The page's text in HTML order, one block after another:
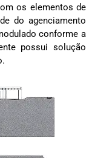
os elementos de
do agenciamento
conforme a
possui solução